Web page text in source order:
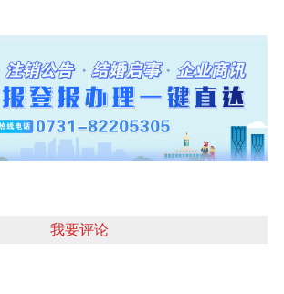
我要评论